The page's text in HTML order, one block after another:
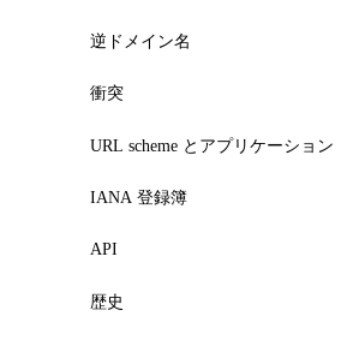
逆ドメイン名
衝突
URL scheme とアプリケーション
IANA 登録簿
API
歴史